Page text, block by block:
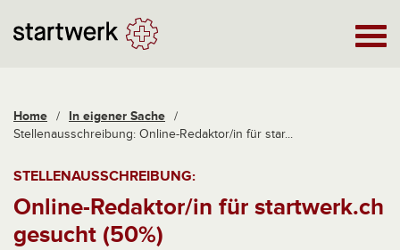
Home / In eigener Sache /
Stellenausschreibung: Online-Redaktor/in für star...
STELLENAUSSCHREIBUNG:
Online-Redaktor/in für startwerk.ch
gesucht (50%)